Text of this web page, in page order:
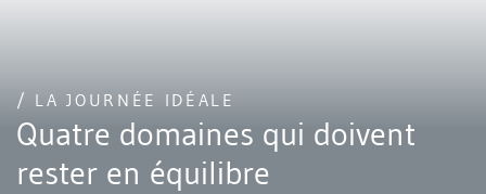
/ LA JOURNÉE IDÉALE
Quatre domaines qui doivent
rester en équilibre